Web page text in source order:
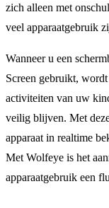
zich alleen met
veel apparaatgebruik
Wanneer u een
Screen gebruikt,
activiteiten van uw
veilig blijven. Met
apparaat in realtime
Met Wolfeye is het
apparaatgebruik een